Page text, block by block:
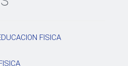
FISICA